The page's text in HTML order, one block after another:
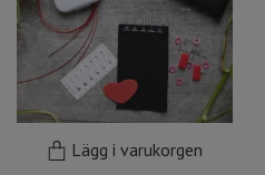
Lägg i varukorgen